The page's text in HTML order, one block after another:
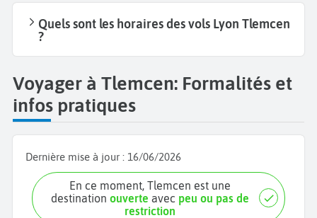
Quels sont les horaires des vols Lyon Tlemcen
?
Voyager à Tlemcen: Formalités et
infos pratiques
Dernière mise à jour : 16/06/2026
En ce moment, Tlemcen est une
destinationouverte avec peu ou pas de
restriction